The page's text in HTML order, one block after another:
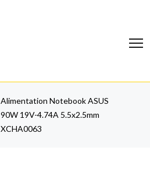
Alimentation Notebook ASUS
90W 19V-4.74A 5.5x2.5mm
XCHA0063